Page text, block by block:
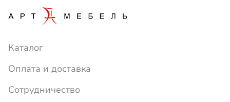
Каталог
Оплата и доставка
Сотрудничество